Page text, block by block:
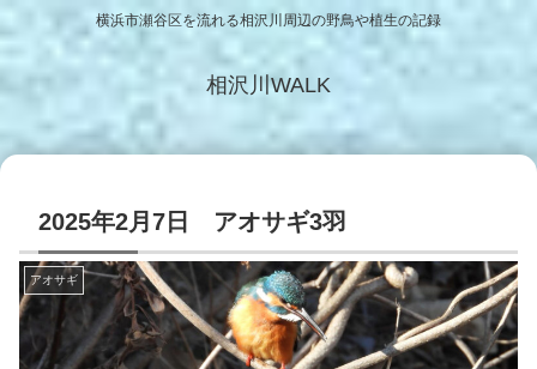
横浜市瀬谷区を流れる相沢川周辺の野鳥や植生の記録
相沢川WALK
2025年2月7日 アオサギ3羽
アオサギ